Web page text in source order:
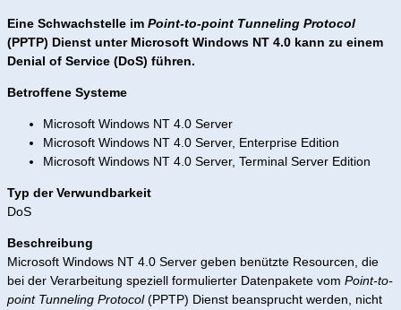
Eine Schwachstelle im Point-to-point Tunneling Protocol
(PPTP) Dienst unter Microsoft Windows NT 4.0 kann zu einem
Denial of Service (DoS) führen.
Betroffene Systeme
Microsoft Windows NT 4.0 Server
Microsoft Windows NT 4.0 Server, Enterprise Edition
Microsoft Windows NT 4.0 Server, Terminal Server Edition
Typ der Verwundbarkeit
DoS
Beschreibung
Microsoft Windows NT 4.0 Server geben benützte Resourcen, die
bei der Verarbeitung speziell formulierter Datenpakete vom Point-to-
point Tunneling Protocol(PPTP) Dienst beansprucht werden, nicht